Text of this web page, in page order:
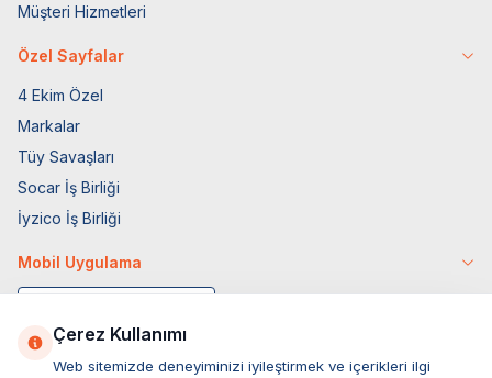
Müşteri Hizmetleri
Özel Sayfalar
4 Ekim Özel
Markalar
Tüy Savaşları
Socar İş Birliği
İyzico İş Birliği
Mobil Uygulama
Çerez Kullanımı
Web sitemizde deneyiminizi iyileştirmek ve içerikleri ilgi